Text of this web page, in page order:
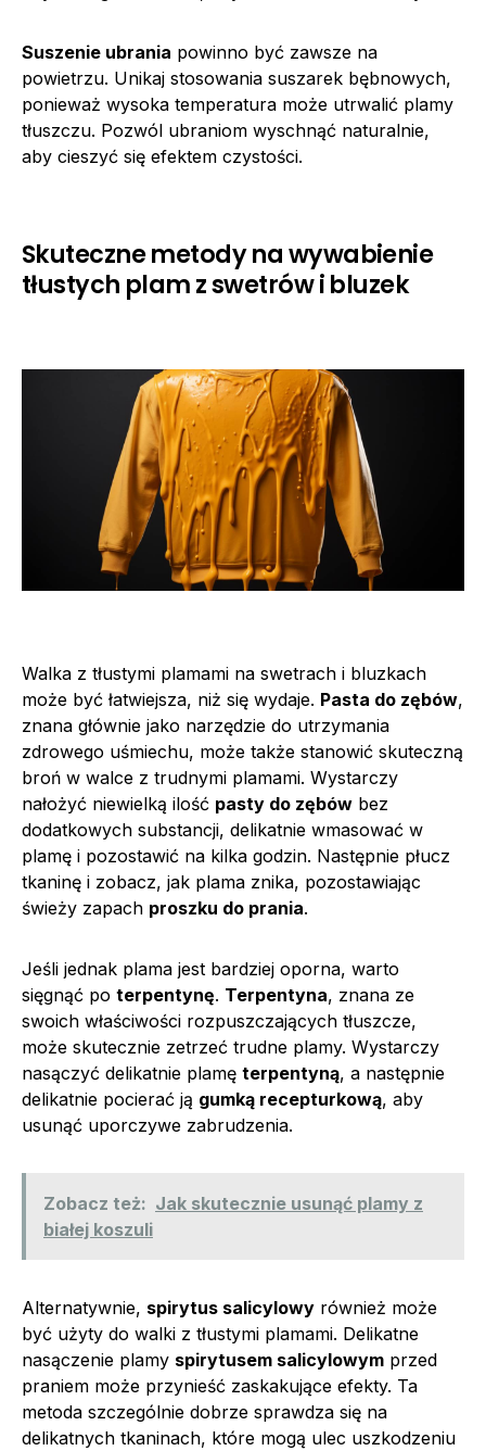
Suszenie ubrania powinno być zawsze na
powietrzu. Unikaj stosowania suszarek bębnowych,
ponieważ wysoka temperatura może utrwalić plamy
tłuszczu. Pozwól ubraniom wyschnąć naturalnie,
aby cieszyć się efektem czystości.
Skuteczne metody na wywabienie
tłustych plam z swetrów i bluzek
Walka z tłustymi plamami na swetrach i bluzkach
może być łatwiejsza, niż się wydaje. Pasta do zębów,
znana głównie jako narzędzie do utrzymania
zdrowego uśmiechu, może także stanowić skuteczną
broń w walce z trudnymi plamami. Wystarczy
nałożyć niewielką ilość pasty do zębów bez
dodatkowych substancji, delikatnie wmasować w
plamę i pozostawić na kilka godzin. Następnie płucz
tkaninę i zobacz, jak plama znika, pozostawiając
świeży zapach proszku do prania.
Jeśli jednak plama jest bardziej oporna, warto
sięgnąć po terpentynę. Terpentyna, znana ze
swoich właściwości rozpuszczających tłuszcze,
może skutecznie zetrzeć trudne plamy. Wystarczy
nasączyć delikatnie plamę terpentyną, a następnie
delikatnie pocierać ją gumką recepturkową, aby
usunąć uporczywe zabrudzenia.
Zobacz też: Jak skutecznie usunąć plamy z
białej koszuli
Alternatywnie, spirytus salicylowy również może
być użyty do walki z tłustymi plamami. Delikatne
nasączenie plamy spirytusem salicylowym przed
praniem może przynieść zaskakujące efekty. Ta
metoda szczególnie dobrze sprawdza się na
delikatnych tkaninach, które mogą ulec uszkodzeniu